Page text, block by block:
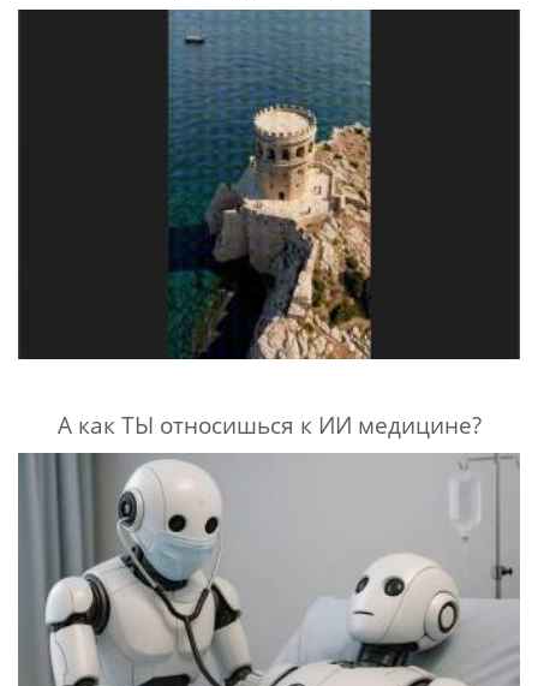
А как ТЫ относишься к ИИ медицине?